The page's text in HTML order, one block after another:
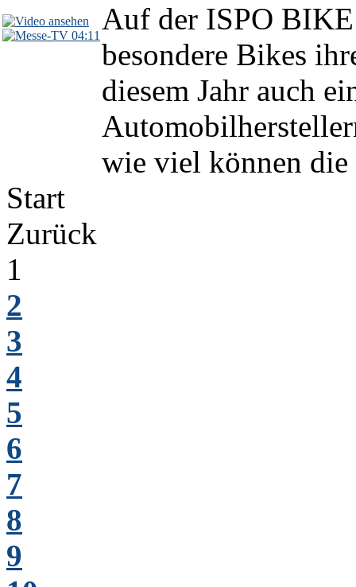
04:11 Auf der ISPO
besondere Bikes
diesem Jahr auch
wie viel können
Start
Zurück
1
2
3
4
5
6
7
8
9